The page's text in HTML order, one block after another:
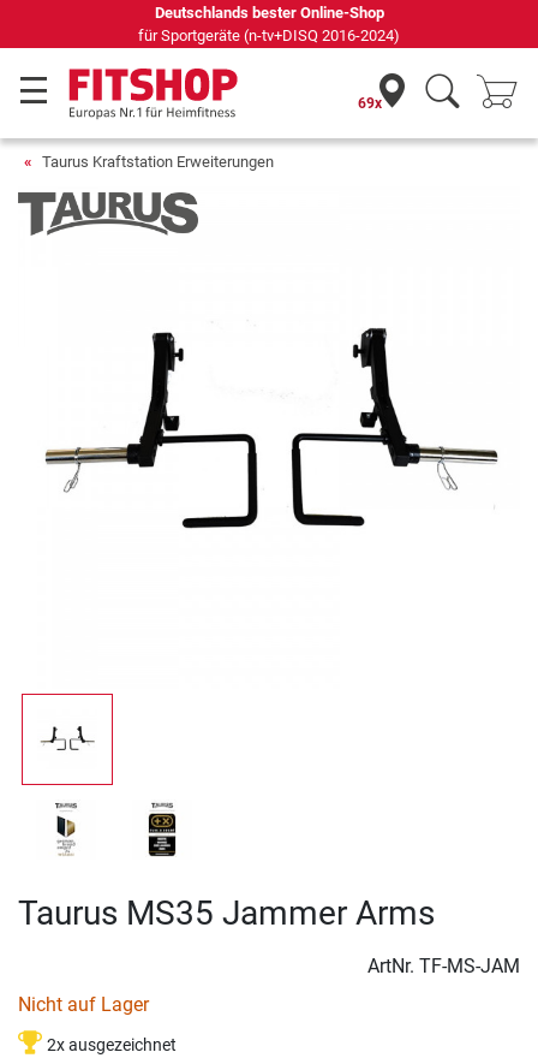
Seit 42 Jahren Ihr Experte für Heimfitness
69x
Taurus Kraftstation Erweiterungen
Taurus MS35 Jammer Arms
ArtNr. TF-MS-JAM
Nicht auf Lager
2x ausgezeichnet